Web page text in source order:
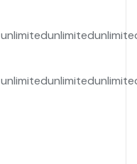
unlimitedunlimited
unlimitedunlimited